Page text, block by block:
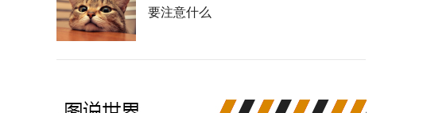
要注意什么